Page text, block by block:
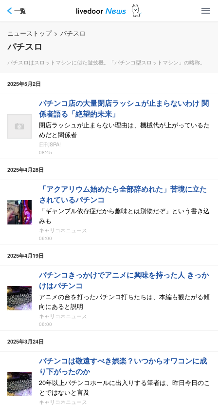
一覧
ニューストップ > パチスロ
パチスロ
パチスロはスロットマシンに似た遊技機。「パチンコ型スロットマシン」の略称。
2025年5月2日
パチンコ店の大量閉店ラッシュが止まらないわけ 関
係者語る「絶望的未来」
閉店ラッシュが止まらない理由は、機械代が上がっているた
めだと関係者
日刊SPA!
08:45
2025年4月28日
「アクアリウム始めたら全部辞めれた」苦境に立た
されているパチンコ
「ギャンブル依存症だから趣味とは別物だぞ」という書き込
みも
キャリコネニュース
06:00
2025年4月19日
パチンコきっかけでアニメに興味を持った人 きっか
けはパチンコ
アニメの台を打ったパチンコ打ちたちは、本編も観たがる傾
向にあると説明
キャリコネニュース
06:00
2025年3月24日
パチンコは敬遠すべき娯楽？いつからオワコンに成
り下がったのか
20年以上パチンコホールに出入りする筆者は、昨日今日のこ
とではないと言及
キャリコネニュース